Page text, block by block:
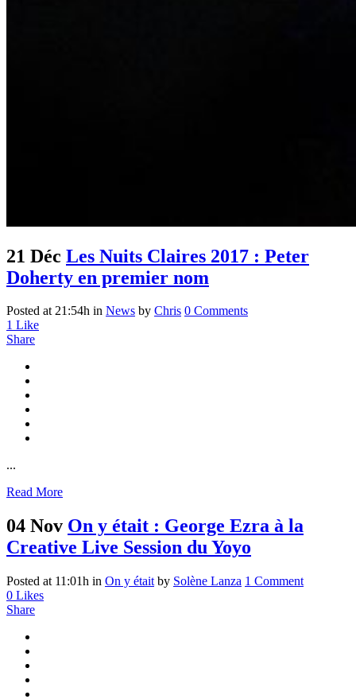
21 Déc Les Nuits Claires 2017 : Peter
Doherty en premier nom
Posted at 21:54h in News by Chris 0 Comments
1 Like
Share
...
Read More
04 Nov On y était : George Ezra à la
Creative Live Session du Yoyo
Posted at 11:01h in On y était by Solène Lanza 1 Comment
0 Likes
Share